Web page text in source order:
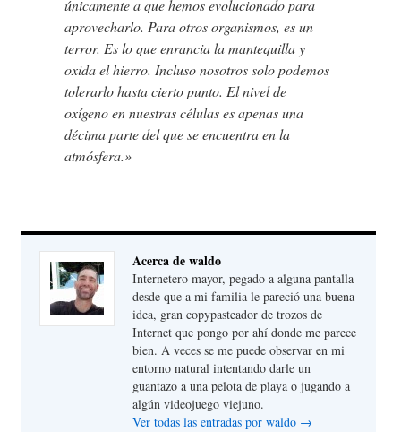
únicamente a que hemos evolucionado para
aprovecharlo. Para otros organismos, es un
terror. Es lo que enrancia la mantequilla y
oxida el hierro. Incluso nosotros solo podemos
tolerarlo hasta cierto punto. El nivel de
oxígeno en nuestras células es apenas una
décima parte del que se encuentra en la
atmósfera.»
Acerca de waldo
Internetero mayor, pegado a alguna pantalla
desde que a mi familia le pareció una buena
idea, gran copypasteador de trozos de
Internet que pongo por ahí donde me parece
bien. A veces se me puede observar en mi
entorno natural intentando darle un
guantazo a una pelota de playa o jugando a
algún videojuego viejuno.
Ver todas las entradas por waldo →